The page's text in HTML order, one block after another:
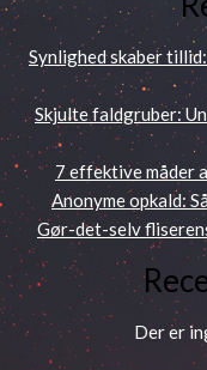
Synlighed skaber
Skjulte faldgruber:
7 effektive måder
Anonyme opkald:
Gør-det-selv
Der er